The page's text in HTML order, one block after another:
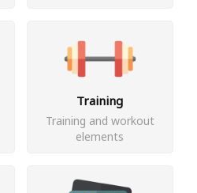
Training
Training and workout
elements